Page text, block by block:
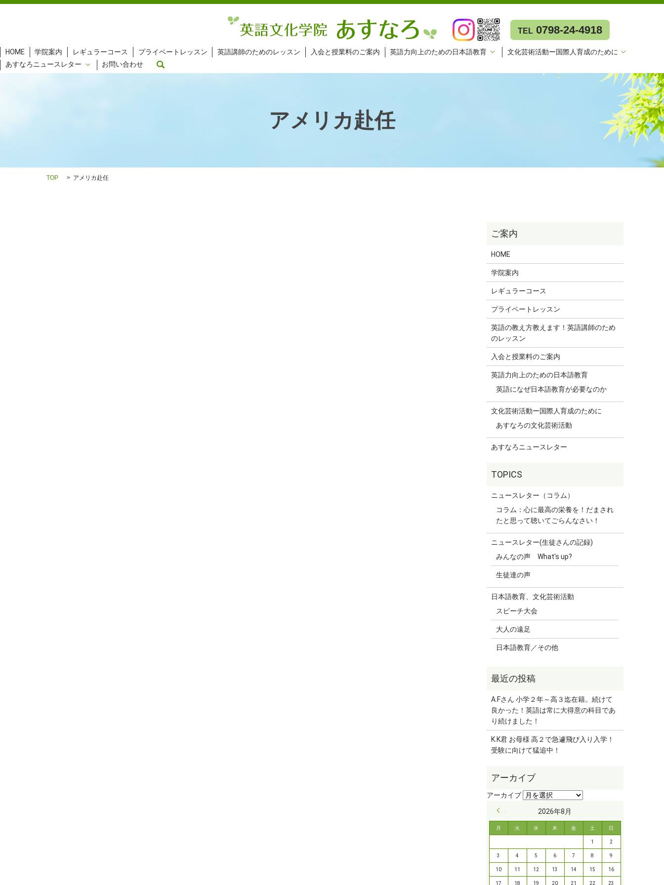
TEL 0798-24-4918
HOME 学院案内 レギュラーコース プライベートレッスン 英語講師のためのレッスン 入会と授業料のご案内 英語力向上のための日本語教育
文化芸術活動ー国際人育成のために
あすなろニュースレター
お問い合わせ
アメリカ赴任
TOP アメリカ赴任
HOME
学院案内
レギュラーコース
プライベートレッスン
英語の教え方教えます！英語講師のため
のレッスン
入会と授業料のご案内
英語力向上のための日本語教育
英語になぜ日本語教育が必要なのか
文化芸術活動ー国際人育成のために
あすなろの文化芸術活動
あすなろニュースレター
ニュースレター（コラム）
コラム：心に最高の栄養を！だまされ
たと思って聴いてごらんなさい！
ニュースレター(生徒さんの記録)
みんなの声 What's up?
生徒達の声
日本語教育、文化芸術活動
スピーチ大会
大人の遠足
日本語教育／その他
A.Fさん 小学２年～高３迄在籍。続けて
良かった！英語は常に大得意の科目であ
り続けました！
K.K君 お母様 高２で急遽飛び入り入学！
受験に向けて猛追中！
2026年8月
月 火 水 木 金 土 日
1 2
3 4 5 6 7 8 9
10 11 12 13 14 15 16
17 18 19 20 21 22 23